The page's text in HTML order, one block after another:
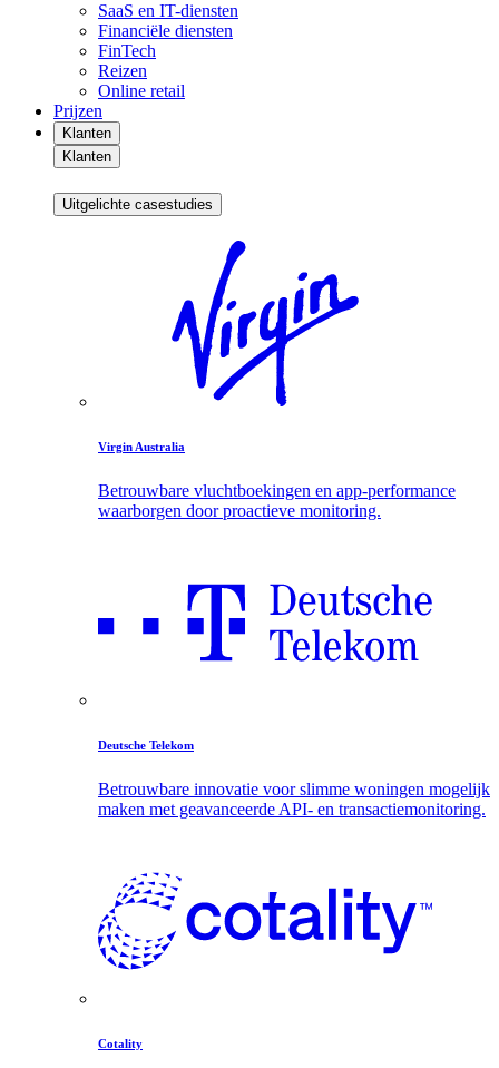
SaaS en IT-diensten
Financiële diensten
FinTech
Reizen
Online retail
Prijzen
Klanten
Klanten
Uitgelichte casestudies
Virgin Australia
Betrouwbare vluchtboekingen en app-performance
waarborgen door proactieve monitoring.
Deutsche Telekom
Betrouwbare innovatie voor slimme woningen mogelijk
maken met geavanceerde API- en transactiemonitoring.
Cotality